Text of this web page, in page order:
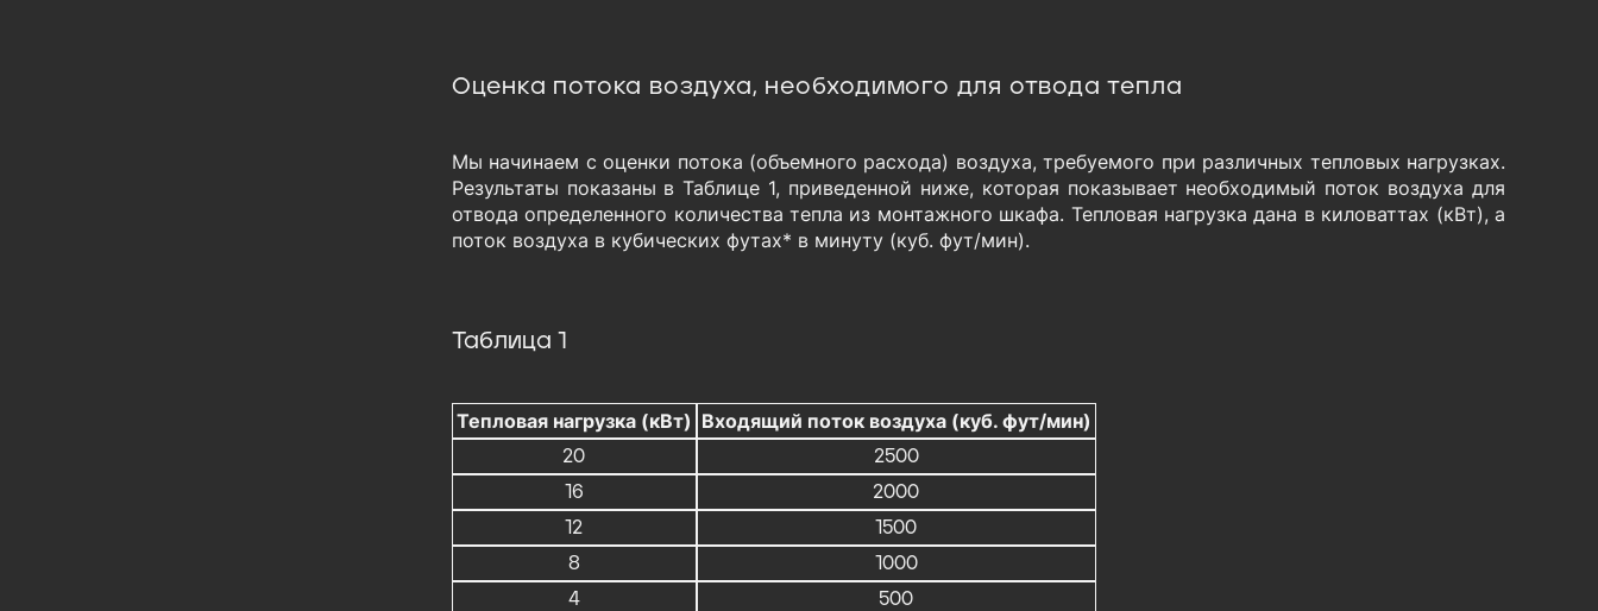
Оценка потока воздуха, необходимого для отвода тепла
Мы начинаем с оценки потока (объемного расхода) воздуха, требуемого при различных тепловых нагрузках.
Результаты показаны в Таблице 1, приведенной ниже, которая показывает необходимый поток воздуха для
отвода определенного количества тепла из монтажного шкафа. Тепловая нагрузка дана в киловаттах (кВт), а
поток воздуха в кубических футах* в минуту (куб. фут/мин).
Таблица 1
Тепловая нагрузка (кВт) Входящий поток воздуха (куб. фут/мин)
20
2500
16
2000
12
1500
8
1000
4
500